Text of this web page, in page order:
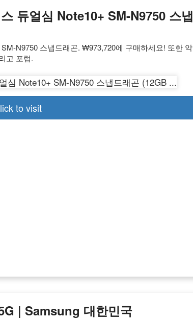
듀얼심 Note10+ SM-N9750 스냅
N9750 스냅드래곤. ₩973,720에 구매하세요! 또한 악
고 포럼.
to visit
| Samsung 대한민국